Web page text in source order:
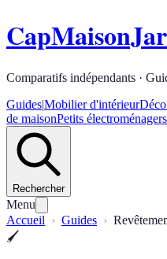
Comparatifs indépendants ·
Guides|Mobilier d'intérieur
de maisonPetits électroménagers
Rechercher
Menu
Accueil
Guides
🖌️